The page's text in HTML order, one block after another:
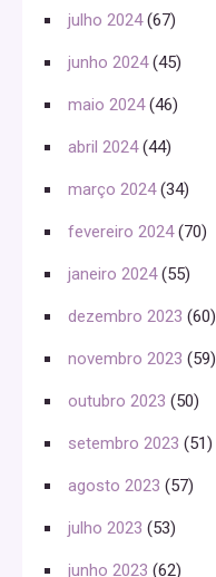
julho 2024(67)
junho 2024(45)
maio 2024(46)
abril 2024(44)
março 2024(34)
fevereiro 2024(70)
janeiro 2024(55)
dezembro 2023 (60)
novembro 2023 (59)
outubro 2023 (50)
setembro 2023 (51)
agosto 2023 (57)
julho 2023 (53)
junho 2023 (62)